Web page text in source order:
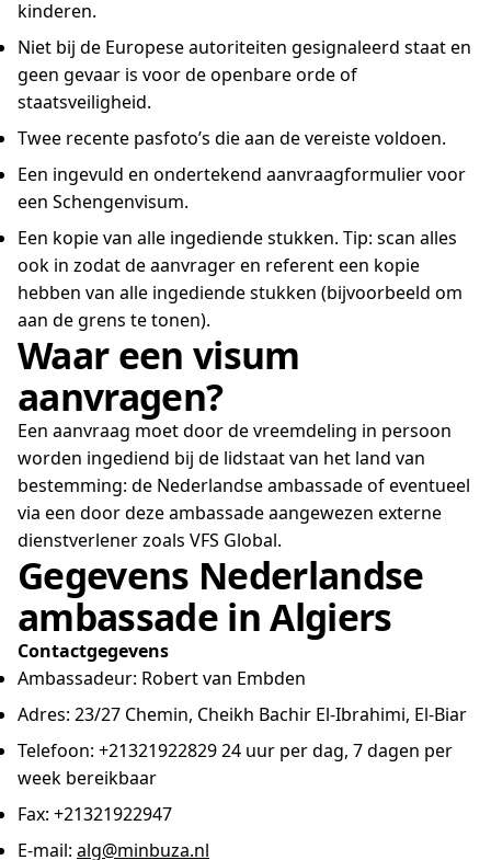
kinderen.
Niet bij de Europese autoriteiten gesignaleerd staat en
geen gevaar is voor de openbare orde of
staatsveiligheid.
Twee recente pasfoto’s die aan de vereiste voldoen.
Een ingevuld en ondertekend aanvraagformulier voor
een Schengenvisum.
Een kopie van alle ingediende stukken. Tip: scan alles
ook in zodat de aanvrager en referent een kopie
hebben van alle ingediende stukken (bijvoorbeeld om
aan de grens te tonen).
Waar een visum
aanvragen?
Een aanvraag moet door de vreemdeling in persoon
worden ingediend bij de lidstaat van het land van
bestemming: de Nederlandse ambassade of eventueel
via een door deze ambassade aangewezen externe
dienstverlener zoals VFS Global.
Gegevens Nederlandse
ambassade in Algiers
Contactgegevens
Ambassadeur: Robert van Embden
Adres: 23/27 Chemin, Cheikh Bachir El-Ibrahimi, El-Biar
Telefoon: +2132192282924 uur per dag, 7 dagen per
week bereikbaar
Fax: +21321922947
E-mail: alg@minbuza.nl